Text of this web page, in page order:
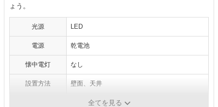
ょう。
光源 LED
電源 乾電池
懐中電灯 なし
設置方法 壁面、天井
幅15.2×奥行16.5×高さ15.3cm
全てを見る